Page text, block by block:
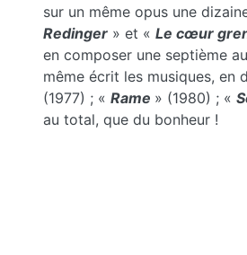
sur un même opus une
Redinger » et « Le cœur
en composer une septième
même écrit les musiques, en
(1977) ; « Rame » (1980) ; «
au total, que du bonheur !